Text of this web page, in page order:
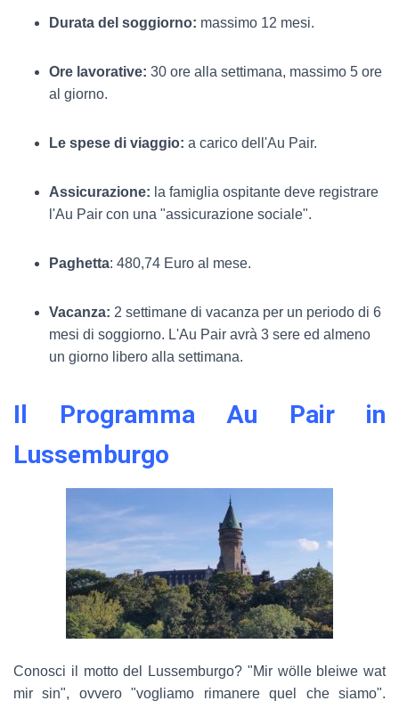
Durata del soggiorno: massimo 12 mesi.
Ore lavorative: 30 ore alla settimana, massimo 5 ore
al giorno.
Le spese di viaggio: a carico dell'Au Pair.
Assicurazione: la famiglia ospitante deve registrare
l'Au Pair con una "assicurazione sociale".
Paghetta: 480,74 Euro al mese.
Vacanza: 2 settimane di vacanza per un periodo di 6
mesi di soggiorno. L'Au Pair avrà 3 sere ed almeno
un giorno libero alla settimana.
Il Programma Au Pair in
Lussemburgo
Conosci il motto del Lussemburgo? "Mir wölle bleiwe wat
mir sin", ovvero "vogliamo rimanere quel che siamo".